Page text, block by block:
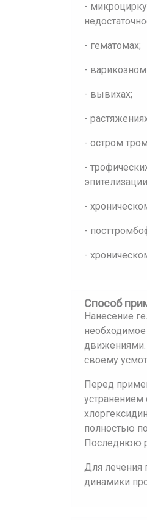
-
- гематомах;
-
- вывихах;
-
- остром
-
-
-
-
Способ
Нанесение
движениями.
своему
Перед
полностью
Последнюю
Для лечения
динамики